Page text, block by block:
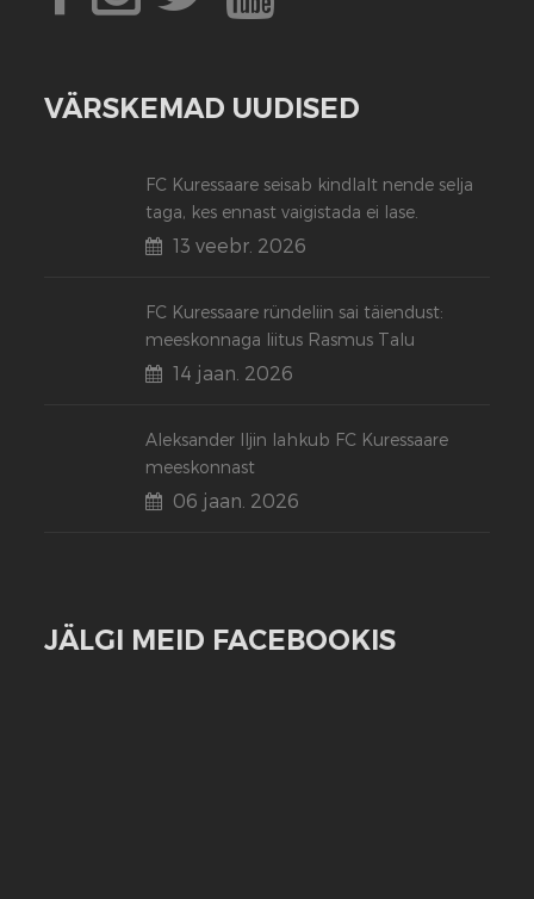
VÄRSKEMAD UUDISED
FC Kuressaare seisab kindlalt nende selja
taga, kes ennast vaigistada ei lase.
13 veebr. 2026
FC Kuressaare ründeliin sai täiendust:
meeskonnaga liitus Rasmus Talu
14 jaan. 2026
Aleksander Iljin lahkub FC Kuressaare
meeskonnast
06 jaan. 2026
JÄLGI MEID FACEBOOKIS